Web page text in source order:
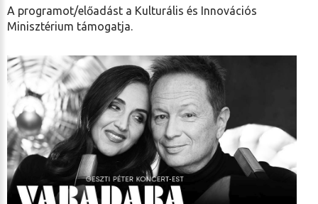
A programot/előadást a Kulturális és Innovációs
Minisztérium támogatja.